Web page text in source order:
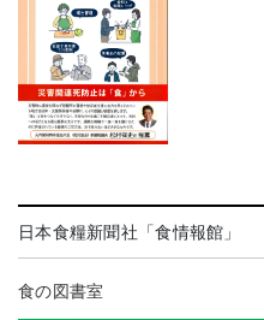
日本食糧新聞社「食情報館」
食の図書室